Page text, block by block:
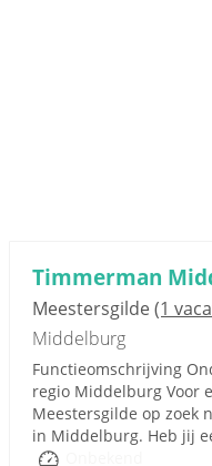
Timmerman
Meestersgilde(1
Middelburg
Functieomschrijving
regio Middelburg Voor
Meestersgilde op zoek
in Middelburg. Heb jij